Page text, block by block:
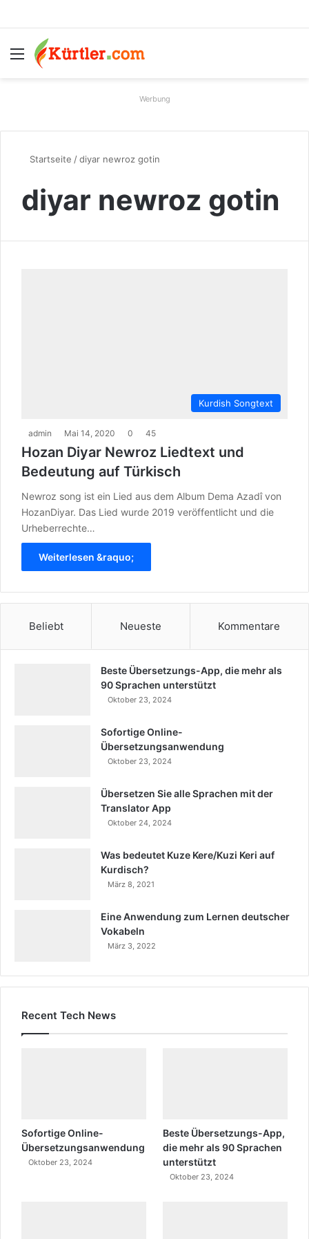
Menü
Werbung
Startseite /diyar newroz gotin
diyar newroz gotin
Kurdish Songtext
admin Mai 14, 2020 0 45
Hozan Diyar Newroz Liedtext und
Bedeutung auf Türkisch
Newroz song ist ein Lied aus dem Album Dema Azadî von
HozanDiyar. Das Lied wurde 2019 veröffentlicht und die
Urheberrechte…
Weiterlesen &raquo;
Beliebt Neueste Kommentare
Beste Übersetzungs-App, die mehr als
90 Sprachen unterstützt
Oktober 23, 2024
Sofortige Online-
Übersetzungsanwendung
Oktober 23, 2024
Übersetzen Sie alle Sprachen mit der
Translator App
Oktober 24, 2024
Was bedeutet Kuze Kere/Kuzi Keri auf
Kurdisch?
März 8, 2021
Eine Anwendung zum Lernen deutscher
Vokabeln
März 3, 2022
Recent Tech News
Sofortige Online-
Übersetzungsanwendung
Oktober 23, 2024
Beste Übersetzungs-App,
die mehr als 90 Sprachen
unterstützt
Oktober 23, 2024